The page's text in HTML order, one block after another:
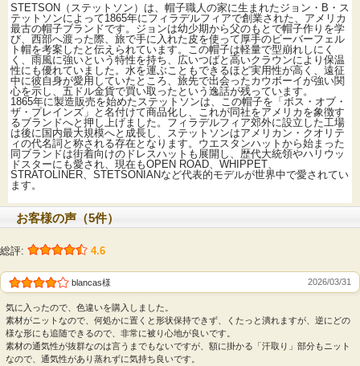
STETSON（ステットソン）は、帽子職人の家に生まれたジョン・B・ス
テットソンによって1865年にフィラデルフィアで創業された、アメリカ
最古の帽子ブランドです。ジョンは幼少期から父のもとで帽子作りを学
び、西部へ渡った際、旅で手に入れた皮を使って厚手のビーバーフェル
ト帽を考案したと伝えられています。この帽子は軽量で型崩れしにく
く、雨風に強いという特性を持ち、広いつばと高いクラウンにより保温
性にも優れていました。水を運ぶこともできるほど実用性が高く、遠征
中に彼自身が愛用していたところ、旅先で出会ったカウボーイが強い関
心を示し、五ドル金貨で買い取ったという逸話が残っています。
1865年に製造販売を始めたステットソンは、この帽子を「ボス・オブ・
ザ・プレインズ」と名付けて商品化し、これが同社をアメリカを象徴す
るブランドへと押し上げました。フィラデルフィア郊外に設立した工場
は後に国内最大規模へと成長し、ステットソンはアメリカン・クオリテ
ィの代名詞と称される存在となります。ウエスタンハットから始まった
同ブランドは街着向けのドレスハットも展開し、歴代大統領やハリウッ
ドスターにも愛され、現在もOPEN ROAD、WHIPPET、
STRATOLINER、STETSONIANなど代表的モデルが世界中で愛されてい
ます。
お客様の声（5件）
総評: 4.6
blancas様 2026/03/31
気に入ったので、色違いを購入しました。
素材がニットなので、何処かに置くと形状保持できず、くたっと潰れますが、逆にどの
様な形にも追随できるので、非常に被り心地が良いです。
素材の通気性が抜群なのは言うまでもないですが、額に掛かる「汗取り」部分もニット
なので、通気性があり蒸れずに気持ち良いです。